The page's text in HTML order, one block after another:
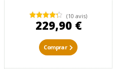
(10 avis)
229,90 €
Comprar